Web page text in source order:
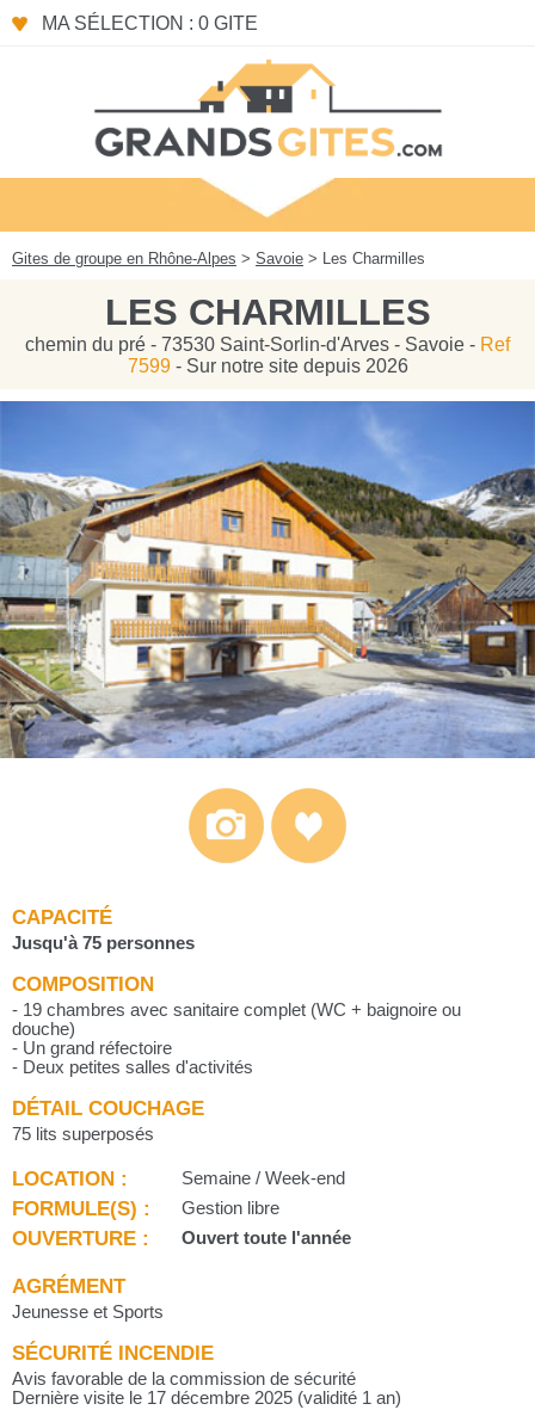
MA SÉLECTION : 0 GITE
Gites de groupe en Rhône-Alpes > Savoie > Les Charmilles
LES CHARMILLES
chemin du pré - 73530 Saint-Sorlin-d'Arves - Savoie - Ref
7599- Sur notre site depuis 2026
CAPACITÉ
Jusqu'à 75 personnes
COMPOSITION
- 19 chambres avec sanitaire complet (WC + baignoire ou
douche)
- Un grand réfectoire
- Deux petites salles d'activités
DÉTAIL COUCHAGE
75 lits superposés
LOCATION : Semaine / Week-end
FORMULE(S) : Gestion libre
OUVERTURE : Ouvert toute l'année
AGRÉMENT
Jeunesse et Sports
SÉCURITÉ INCENDIE
Avis favorable de la commission de sécurité
Dernière visite le 17 décembre 2025 (validité 1 an)
Panneau de gestion des cookies